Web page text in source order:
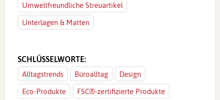
Umweltfreundliche Streuartikel
Unterlagen & Matten
SCHLÜSSELWORTE:
Alltagstrends Büroalltag Design
Eco-Produkte FSC®-zertifizierte Produkte